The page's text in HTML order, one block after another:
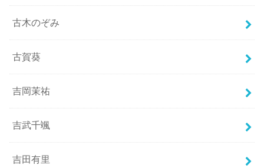
古木のぞみ
古賀葵
吉岡茉祐
吉武千颯
吉田有里